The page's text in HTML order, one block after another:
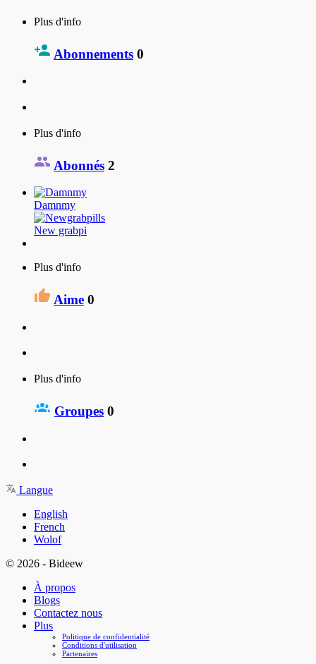
Plus d'info
Abonnements 0
Plus d'info
Abonnés 2
Damnmy
New grabpi
Plus d'info
Aime 0
Plus d'info
Groupes 0
Langue
English
French
Wolof
© 2026 - Bideew
À propos
Blogs
Contactez nous
Plus
Politique de confidentialité
Conditions d'utilisation
Partenaires